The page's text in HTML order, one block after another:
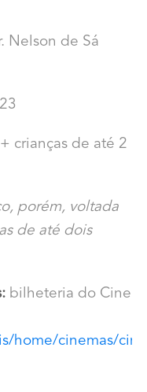
Nelson de Sá
crianças de até 2
porém, voltada
de até dois
bilheteria do Cine
home/cinemas/